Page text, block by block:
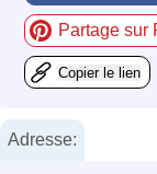
Partage sur
Copier le lien
Adresse: